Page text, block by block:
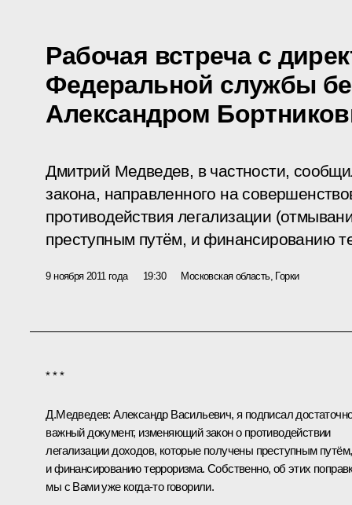
Рабочая встреча с
Федеральной службы
Александром
Дмитрий Медведев, в частности,
закона, направленного на
противодействия легализации
преступным путём, и финансированию
9 ноября 2011 года 19:30 Московская область, Горки
* * *
Д.Медведев: Александр Васильевич, я подписал
важный документ, изменяющий закон о противодействии
легализации доходов, которые получены преступным путём,
и финансированию терроризма. Собственно, об этих
мы с Вами уже когда‑то говорили.